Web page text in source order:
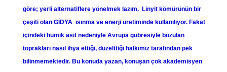
göre; yerli alternatiflere yönelmek lazım. Linyit kömürünün bir
çeşiti olan GİDYA ısınma ve enerji üretiminde kullanılıyor. Fakat
içindeki hümik asit nedeniyle Avrupa gübresiyle bozulan
toprakları nasıl ihya ettiği, düzelttiği halkımız tarafından pek
bilinmemektedir. Bu konuda yazan, konuşan çok akademisyen